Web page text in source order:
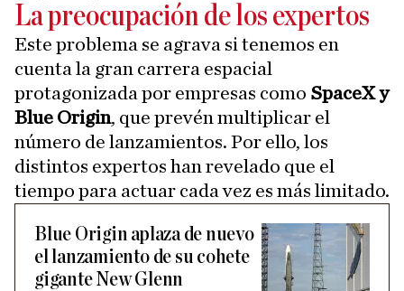
La preocupación de los expertos
Este problema se agrava si tenemos en
cuenta la gran carrera espacial
protagonizada por empresas como SpaceX y
Blue Origin, que prevén multiplicar el
número de lanzamientos. Por ello, los
distintos expertos han revelado que el
tiempo para actuar cada vez es más limitado.
Blue Origin aplaza de nuevo
el lanzamiento de su cohete
gigante New Glenn